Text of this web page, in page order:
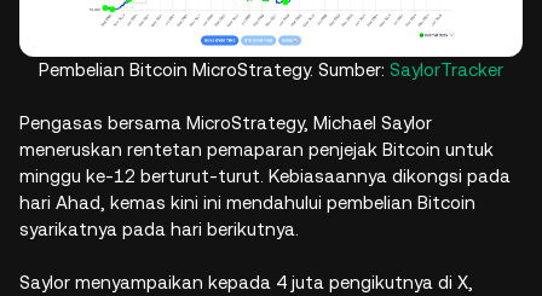
Pembelian Bitcoin MicroStrategy. Sumber: SaylorTracker
Pengasas bersama MicroStrategy, Michael Saylor
meneruskan rentetan pemaparan penjejak Bitcoin untuk
minggu ke-12 berturut-turut. Kebiasaannya dikongsi pada
hari Ahad, kemas kini ini mendahului pembelian Bitcoin
syarikatnya pada hari berikutnya.
Saylor menyampaikan kepada 4 juta pengikutnya di X,